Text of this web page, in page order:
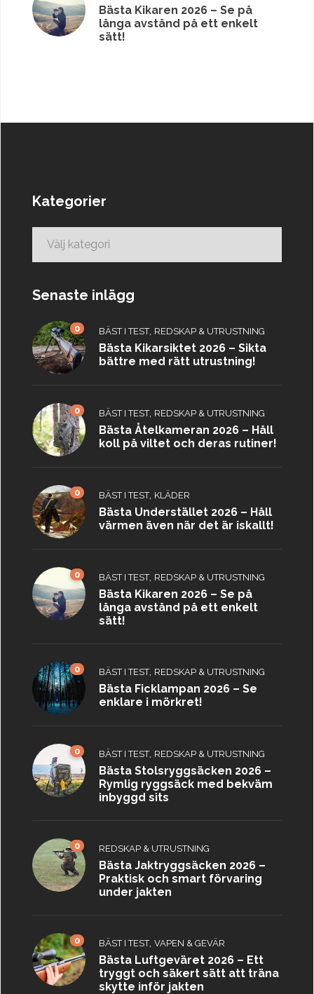
Bästa Kikaren 2026 – Se på
långa avstånd på ett enkelt
sätt!
Kategorier
Senaste inlägg
0 BÄST I TEST, REDSKAP & UTRUSTNING
Bästa Kikarsiktet 2026 – Sikta
bättre med rätt utrustning!
0 BÄST I TEST, REDSKAP & UTRUSTNING
Bästa Åtelkameran 2026 – Håll
koll på viltet och deras rutiner!
0 BÄST I TEST, KLÄDER
Bästa Understället 2026 – Håll
värmen även när det är iskallt!
0 BÄST I TEST, REDSKAP & UTRUSTNING
Bästa Kikaren 2026 – Se på
långa avstånd på ett enkelt
sätt!
0 BÄST I TEST, REDSKAP & UTRUSTNING
Bästa Ficklampan 2026 – Se
enklare i mörkret!
0 BÄST I TEST, REDSKAP & UTRUSTNING
Bästa Stolsryggsäcken 2026 –
Rymlig ryggsäck med bekväm
inbyggd sits
0 REDSKAP & UTRUSTNING
Bästa Jaktryggsäcken 2026 –
Praktisk och smart förvaring
under jakten
0 BÄST I TEST, VAPEN & GEVÄR
Bästa Luftgeväret 2026 – Ett
tryggt och säkert sätt att träna
skytte inför jakten